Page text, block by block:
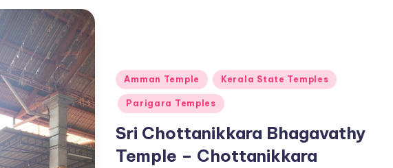
Posted
in
Amman Temple Kerala State Temples
Parigara Temples
Sri Chottanikkara Bhagavathy
Temple – Chottanikkara